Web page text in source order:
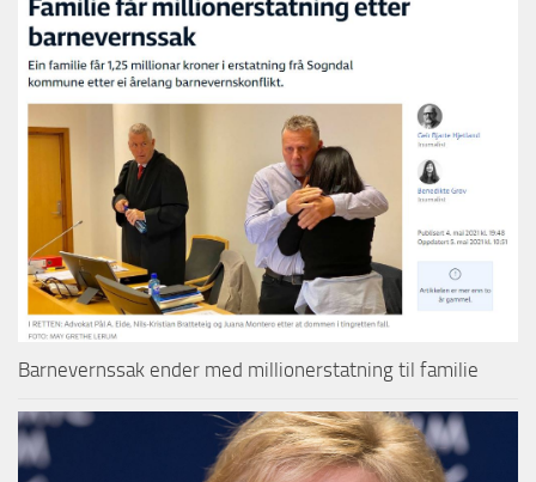
Barnevernssak ender med millionerstatning til familie